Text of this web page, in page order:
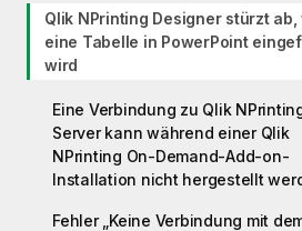
Qlik NPrinting Designer stürzt ab,
eine Tabelle in PowerPoint
wird
Eine Verbindung zu Qlik
Server kann während einer Qlik
NPrinting On-Demand-Add-on-
Installation nicht hergestellt
Fehler „Keine Verbindung mit